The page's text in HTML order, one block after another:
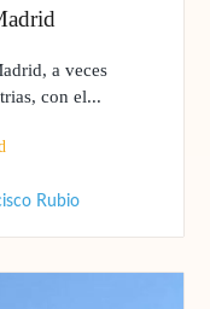
a veces
con el...
Rubio